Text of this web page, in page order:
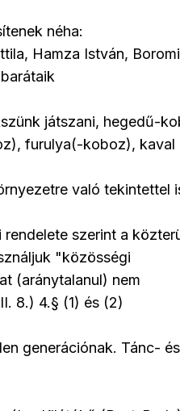
néha:
Hamza István,
játszani, hegedű-
furulya(-koboz), kaval
való tekintettel
szerint a
"közösségi
(aránytalanul) nem
8.) 4.§ (1) és (2)
generációnak. Tánc- és